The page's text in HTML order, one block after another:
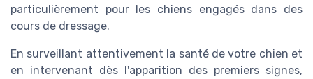
particulièrement pour les chiens engagés dans des
cours de dressage.
En surveillant attentivement la santé de votre chien et
en intervenant dès l'apparition des premiers signes,